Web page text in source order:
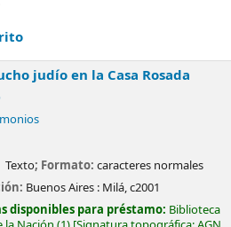
judío en la Casa Rosada
Texto; Formato: caracteres normales
Buenos Aires : Milá,c2001
disponibles para préstamo: Biblioteca